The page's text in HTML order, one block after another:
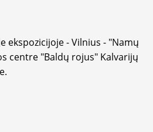
ekspozicijoje - Vilnius - "Namų
centre "Baldų rojus" Kalvarijų